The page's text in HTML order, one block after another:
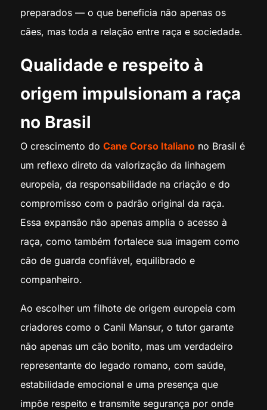
preparados — o que beneficia não apenas os
cães, mas toda a relação entre raça e sociedade.
Qualidade e respeito à
origem impulsionam a raça
no Brasil
O crescimento do Cane Corso Italianono Brasil é
um reflexo direto da valorização da linhagem
europeia, da responsabilidade na criação e do
compromisso com o padrão original da raça.
Essa expansão não apenas amplia o acesso à
raça, como também fortalece sua imagem como
cão de guarda confiável, equilibrado e
companheiro.
Ao escolher um filhote de origem europeia com
criadores como o Canil Mansur, o tutor garante
não apenas um cão bonito, mas um verdadeiro
representante do legado romano, com saúde,
estabilidade emocional e uma presença que
impõe respeito e transmite segurança por onde